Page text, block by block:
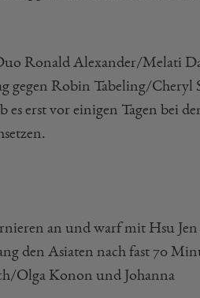
Ronald Alexander/Melati
gegen Robin Tabeling/Cheryl
erst vor einigen Tagen bei
an und warf mit Hsu Jen
den Asiaten nach fast 70
Olga Konon und Johanna